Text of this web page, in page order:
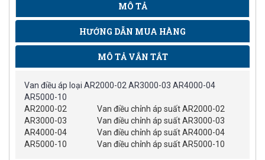
MÔ TẢ
HƯỚNG DẪN MUA HÀNG
MÔ TẢ VẮN TẮT
Van điều áp loại AR2000-02 AR3000-03 AR4000-04
AR5000-10
AR2000-02
Van điều chỉnh áp suất AR2000-02
AR3000-03
Van điều chỉnh áp suất AR3000-03
AR4000-04
Van điều chỉnh áp suất AR4000-04
AR5000-10
Van điều chỉnh áp suất AR5000-10